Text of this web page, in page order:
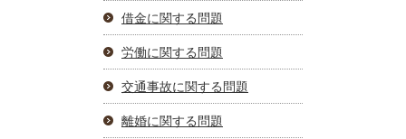
借金に関する問題
労働に関する問題
交通事故に関する問題
離婚に関する問題